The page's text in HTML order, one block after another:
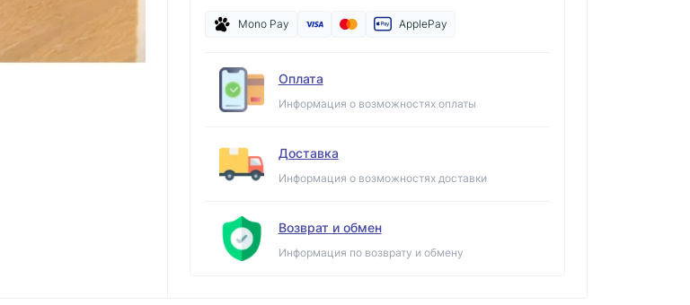
Mono Pay ApplePay
Оплата
Информация о возможностях оплаты
Доставка
Информация о возможностях доставки
Возврат и обмен
Информация по возврату и обмену